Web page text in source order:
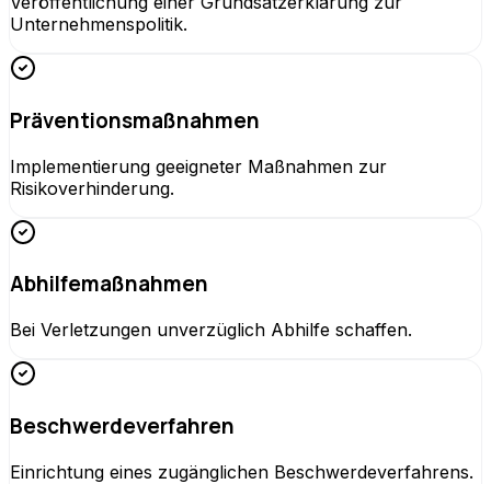
Unternehmenspolitik.
Präventionsmaßnahmen
Implementierung geeigneter Maßnahmen zur
Risikoverhinderung.
Abhilfemaßnahmen
Bei Verletzungen unverzüglich Abhilfe schaffen.
Beschwerdeverfahren
Einrichtung eines zugänglichen Beschwerdeverfahrens.